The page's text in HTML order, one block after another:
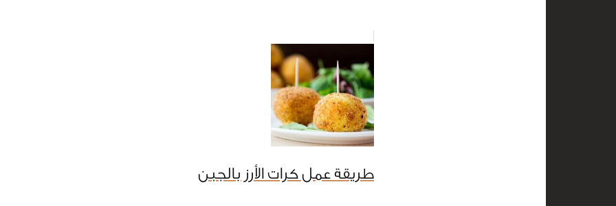
طريقة عمل كرات الأرز بالجبن